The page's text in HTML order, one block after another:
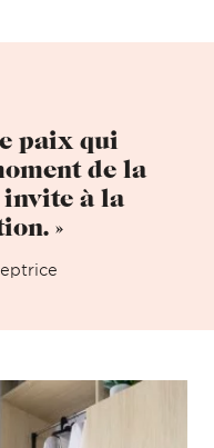
paix qui
de la
à la
»